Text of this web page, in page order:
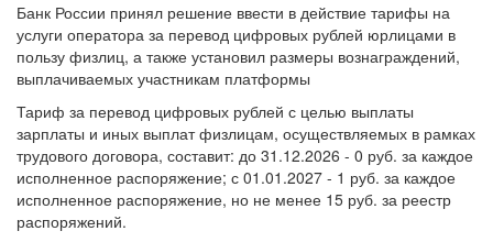
Банк России принял решение ввести в действие тарифы на
услуги оператора за перевод цифровых рублей юрлицами в
пользу физлиц, а также установил размеры вознаграждений,
выплачиваемых участникам платформы
Тариф за перевод цифровых рублей с целью выплаты
зарплаты и иных выплат физлицам, осуществляемых в рамках
трудового договора, составит: до 31.12.2026 - 0 руб. за каждое
исполненное распоряжение; с 01.01.2027 - 1 руб. за каждое
исполненное распоряжение, но не менее 15 руб. за реестр
распоряжений.